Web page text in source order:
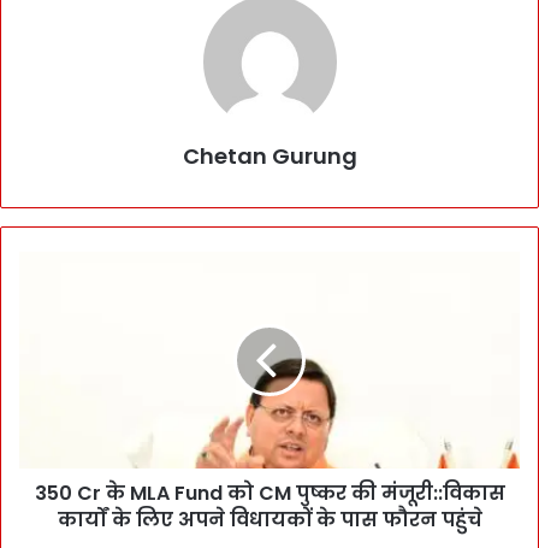
Chetan Gurung
350 Cr के MLA Fund को CM पुष्कर की मंजूरी::विकास
कार्यों के लिए अपने विधायकों के पास फौरन पहुंचे